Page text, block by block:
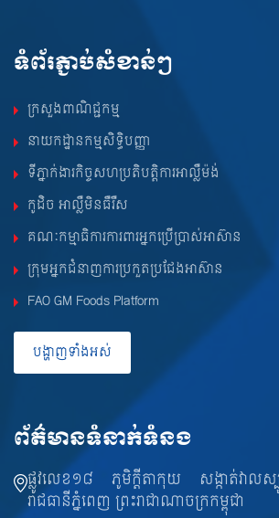
ទំព័រភ្ជាប់សំខាន់ៗ
ក្រសួងពាណិជ្ជកម្ម
នាយកដ្ឋានកម្មសិទ្ធិបញ្ញា
ទីភ្នាក់ងារកិច្ចសហប្រតិបត្តិការអាល្លឺម៉ង់
កូដិច អាល្លឺមិនធឺរឺស
គណៈកម្មាធិការការពារអ្នកប្រើប្រាស់អាស៊ាន
ក្រុមអ្នកជំនាញការប្រកួតប្រជែងអាស៊ាន
FAO GM Foods Platform
បង្ហាញទាំងអស់
ព័ត៌មានទំនាក់ទំនង
ផ្លូវលេខ១៨ ភូមិក្តីតាកុយ សង្កាត់វាលស្
រាជធានីភ្នំពេញ ព្រះរាជាណាចក្រកម្ពុជា